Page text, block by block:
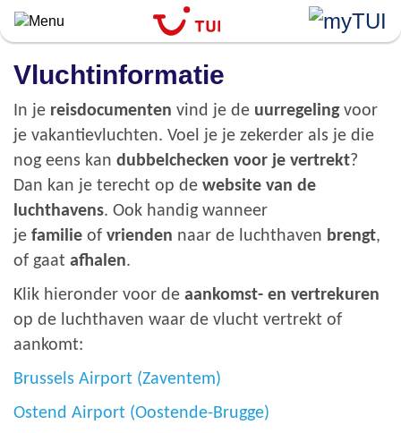
Overslaan
en
de
algemene
inhoud
gaan
Vluchtinformatie
In je reisdocumenten vind je de uurregeling voor
je vakantievluchten. Voel je je zekerder als je die
nog eens kan dubbelchecken voor je vertrekt?
Dan kan je terecht op de website van de
luchthavens. Ook handig wanneer
je familie of vrienden naar de luchthaven brengt,
of gaat afhalen.
Klik hieronder voor de aankomst- en vertrekuren
op de luchthaven waar de vlucht vertrekt of
aankomt:
Brussels Airport (Zaventem)
Ostend Airport (Oostende-Brugge)